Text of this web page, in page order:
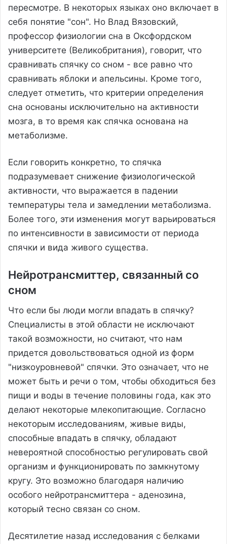
пересмотре. В некоторых языках оно включает в
себя понятие "сон". Но Влад Вязовский,
профессор физиологии сна в Оксфордском
университете (Великобритания), говорит, что
сравнивать спячку со сном - все равно что
сравнивать яблоки и апельсины. Кроме того,
следует отметить, что критерии определения
сна основаны исключительно на активности
мозга, в то время как спячка основана на
метаболизме.
Если говорить конкретно, то спячка
подразумевает снижение физиологической
активности, что выражается в падении
температуры тела и замедлении метаболизма.
Более того, эти изменения могут варьироваться
по интенсивности в зависимости от периода
спячки и вида живого существа.
Нейротрансмиттер, связанный со
сном
Что если бы люди могли впадать в спячку?
Специалисты в этой области не исключают
такой возможности, но считают, что нам
придется довольствоваться одной из форм
"низкоуровневой" спячки. Это означает, что не
может быть и речи о том, чтобы обходиться без
пищи и воды в течение половины года, как это
делают некоторые млекопитающие. Согласно
некоторым исследованиям, живые виды,
способные впадать в спячку, обладают
невероятной способностью регулировать свой
организм и функционировать по замкнутому
кругу. Это возможно благодаря наличию
особого нейротрансмиттера - аденозина,
который тесно связан со сном.
Десятилетие назад исследования с белками